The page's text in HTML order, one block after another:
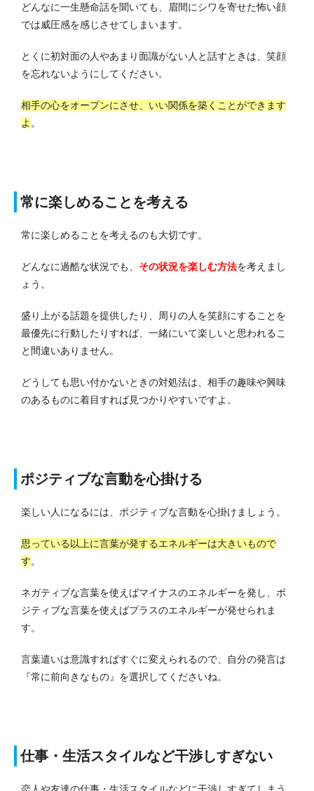
どんなに一生懸命話を聞いても、眉間にシワを寄せた怖い顔
では威圧感を感じさせてしまいます。
とくに初対面の人やあまり面識がない人と話すときは、笑顔
を忘れないようにしてください。
相手の心をオープンにさせ、いい関係を築くことができます
よ 。
常に楽しめることを考える
常に楽しめることを考えるのも大切です。
どんなに過酷な状況でも、 その状況を楽しむ方法を考えまし
ょう。
盛り上がる話題を提供したり、周りの人を笑顔にすることを
最優先に行動したりすれば、一緒にいて楽しいと思われるこ
と間違いありません。
どうしても思い付かないときの対処法は、相手の趣味や興味
のあるものに着目すれば見つかりやすいですよ。
ポジティブな言動を心掛ける
楽しい人になるには、ポジティブな言動を心掛けましょう。
思っている以上に言葉が発するエネルギーは大きいもので
す。
ネガティブな言葉を使えばマイナスのエネルギーを発し、ポ
ジティブな言葉を使えばプラスのエネルギーが発せられま
す。
言葉遣いは意識すればすぐに変えられるので、自分の発言は
『常に前向きなもの』を選択してくださいね。
仕事・生活スタイルなど干渉しすぎない
恋人や友達の仕事・生活スタイルなどに干渉しすぎてしまう